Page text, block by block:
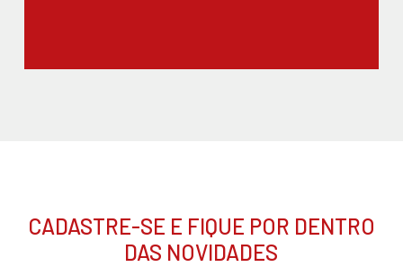
CADASTRE-SE E FIQUE POR DENTRO
DAS NOVIDADES